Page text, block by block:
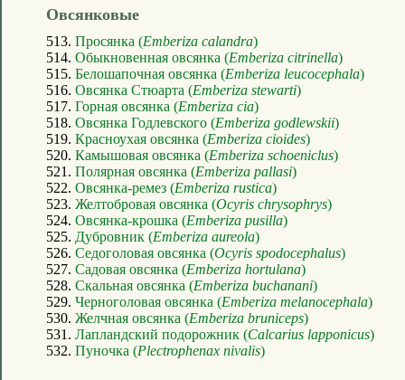
Овсянковые
513. Просянка (Emberiza calandra)
514. Обыкновенная овсянка (Emberiza citrinella)
515. Белошапочная овсянка (Emberiza leucocephala)
516. Овсянка Стюарта (Emberiza stewarti)
517. Горная овсянка (Emberiza cia)
518. Овсянка Годлевского (Emberiza godlewskii)
519. Красноухая овсянка (Emberiza cioides)
520. Камышовая овсянка (Emberiza schoeniclus)
521. Полярная овсянка (Emberiza pallasi)
522. Овсянка-ремез (Emberiza rustica)
523. Желтобровая овсянка (Ocyris chrysophrys)
524. Овсянка-крошка (Emberiza pusilla)
525. Дубровник (Emberiza aureola)
526. Седоголовая овсянка (Ocyris spodocephalus)
527. Садовая овсянка (Emberiza hortulana)
528. Скальная овсянка (Emberiza buchanani)
529. Черноголовая овсянка (Emberiza melanocephala)
530. Желчная овсянка (Emberiza bruniceps)
531. Лапландский подорожник (Calcarius lapponicus)
532. Пуночка (Plectrophenax nivalis)